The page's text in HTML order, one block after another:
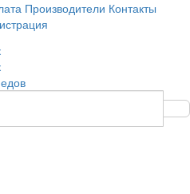
Производители Контакты